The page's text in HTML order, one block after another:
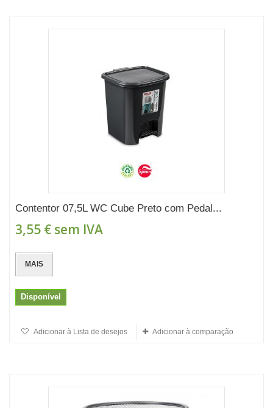
Contentor 07,5L WC Cube Preto com Pedal...
3,55 € sem IVA
MAIS
Disponível
Adicionar à Lista de desejos Adicionar à comparação